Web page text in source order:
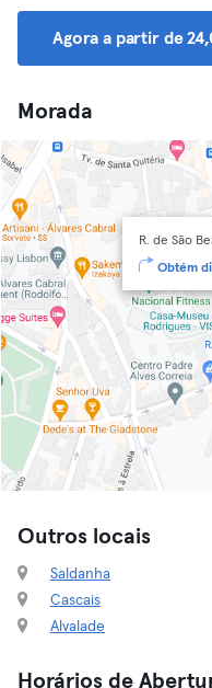
Agora a partir de
Morada
R. de São
Obtém
Outros locais
Saldanha
Cascais
Alvalade
Horários de